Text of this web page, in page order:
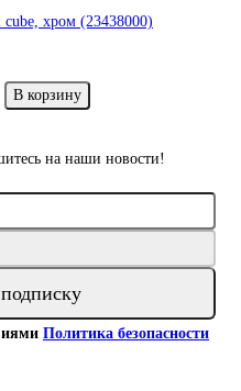
хром (23438000)
В корзину
на наши новости!
Политика безопасности